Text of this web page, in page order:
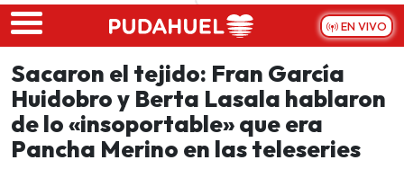
Skip to main content
EN VIVO
Sacaron el tejido: Fran García
Huidobro y Berta Lasala hablaron
de lo «insoportable» que era
Pancha Merino en las teleseries